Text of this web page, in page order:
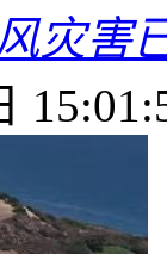
灾害